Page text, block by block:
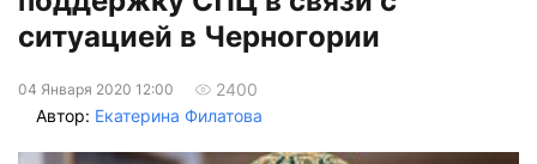
ситуацией в Черногории
04 Января 2020 12:00
2400
Автор: Екатерина Филатова